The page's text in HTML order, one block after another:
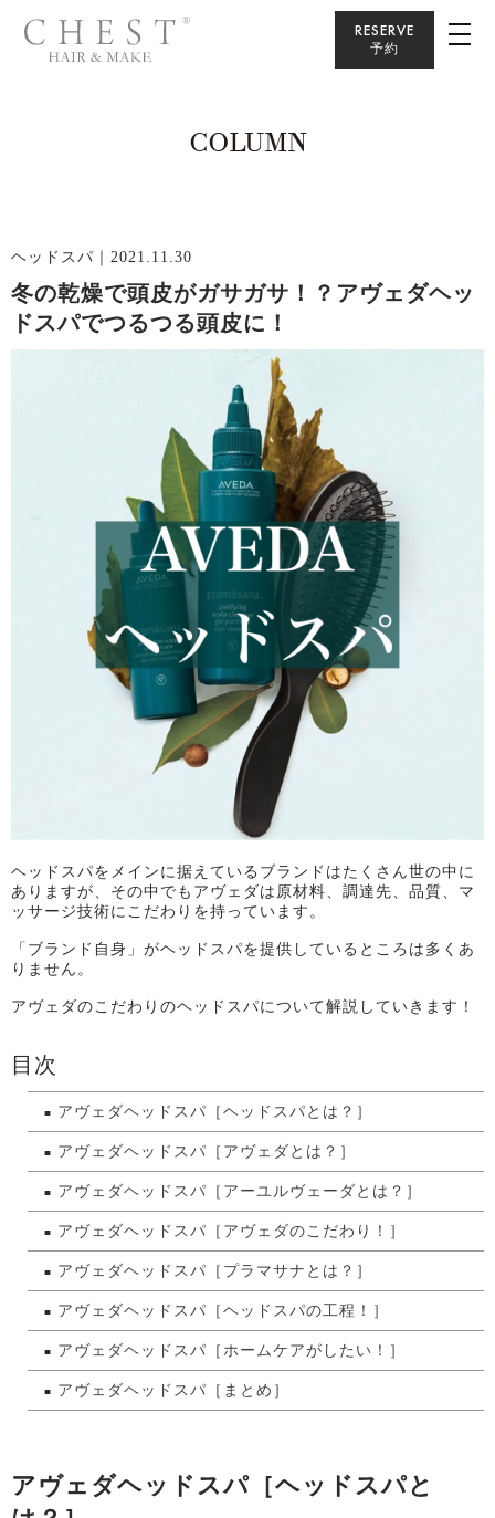
RESERVE
予約
COLUMN
ヘッドスパ ｜2021.11.30
冬の乾燥で頭皮がガサガサ！？アヴェダヘッ
ドスパでつるつる頭皮に！
ヘッドスパをメインに据えているブランドはたくさん世の中に
ありますが、その中でもアヴェダは原材料、調達先、品質、マ
ッサージ技術にこだわりを持っています。
「ブランド自身」がヘッドスパを提供しているところは多くあ
りません。
アヴェダのこだわりのヘッドスパについて解説していきます！
目次
アヴェダヘッドスパ［ヘッドスパとは？］
アヴェダヘッドスパ［アヴェダとは？］
アヴェダヘッドスパ［アーユルヴェーダとは？］
アヴェダヘッドスパ［アヴェダのこだわり！］
アヴェダヘッドスパ［プラマサナとは？］
アヴェダヘッドスパ［ヘッドスパの工程！］
アヴェダヘッドスパ［ホームケアがしたい！］
アヴェダヘッドスパ［まとめ］
アヴェダヘッドスパ［ヘッドスパと